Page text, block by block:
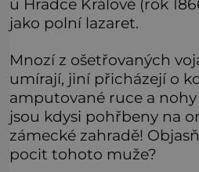
u Hradce Králové (rok
jako polní lazaret.
Mnozí z ošetřovaných
umírají, jiní přicházejí o
amputované ruce a
jsou kdysi pohřbeny na
zámecké zahradě!
pocit tohoto muže?